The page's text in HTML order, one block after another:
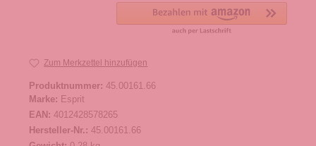
Zum Merkzettel hinzufügen
Produktnummer: 45.00161.66
Marke: Esprit
EAN: 4012428578265
Hersteller-Nr.: 45.00161.66